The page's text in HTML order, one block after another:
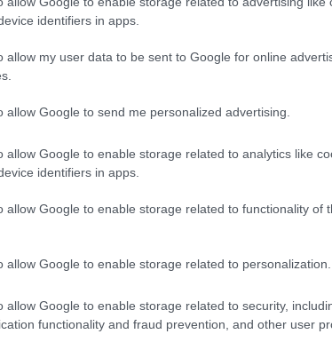
identifiers in apps.
allow my user data to be sent to Google for online
allow Google to send me personalized advertising.
allow Google to enable storage related to analytics like
identifiers in apps.
allow Google to enable storage related to functionality of
allow Google to enable storage related to personalization.
allow Google to enable storage related to security,
functionality and fraud prevention, and other user
közelítsük meg a téglahalmon
felmérve észleljük, hogy a fűkaszával
terjeszkedőre fogta. Hagyjuk felszínre
készenlétben tartva csapjunk le a
a kert közepe felé kúszó indákra akként,
adjunk, véletlenül sem tévesztve szem
majd ezután.